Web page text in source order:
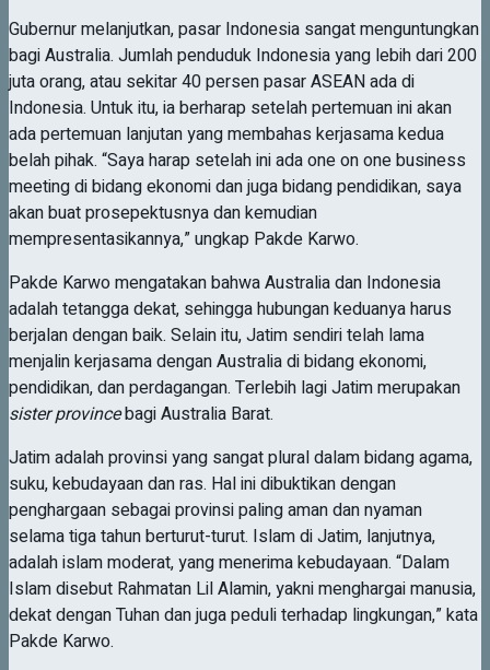
Gubernur melanjutkan, pasar Indonesia sangat menguntungkan
bagi Australia. Jumlah penduduk Indonesia yang lebih dari 200
juta orang, atau sekitar 40 persen pasar ASEAN ada di
Indonesia. Untuk itu, ia berharap setelah pertemuan ini akan
ada pertemuan lanjutan yang membahas kerjasama kedua
belah pihak. “Saya harap setelah ini ada one on one business
meeting di bidang ekonomi dan juga bidang pendidikan, saya
akan buat prosepektusnya dan kemudian
mempresentasikannya,” ungkap Pakde Karwo.
Pakde Karwo mengatakan bahwa Australia dan Indonesia
adalah tetangga dekat, sehingga hubungan keduanya harus
berjalan dengan baik. Selain itu, Jatim sendiri telah lama
menjalin kerjasama dengan Australia di bidang ekonomi,
pendidikan, dan perdagangan. Terlebih lagi Jatim merupakan
sister provincebagi Australia Barat.
Jatim adalah provinsi yang sangat plural dalam bidang agama,
suku, kebudayaan dan ras. Hal ini dibuktikan dengan
penghargaan sebagai provinsi paling aman dan nyaman
selama tiga tahun berturut-turut. Islam di Jatim, lanjutnya,
adalah islam moderat, yang menerima kebudayaan. “Dalam
Islam disebut Rahmatan Lil Alamin, yakni menghargai manusia,
dekat dengan Tuhan dan juga peduli terhadap lingkungan,” kata
Pakde Karwo.